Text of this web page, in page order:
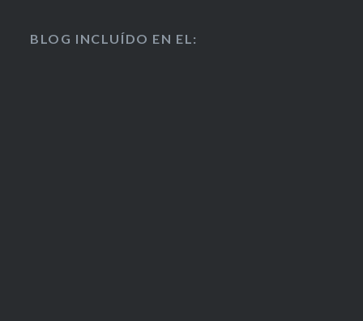
BLOG INCLUÍDO EN EL: